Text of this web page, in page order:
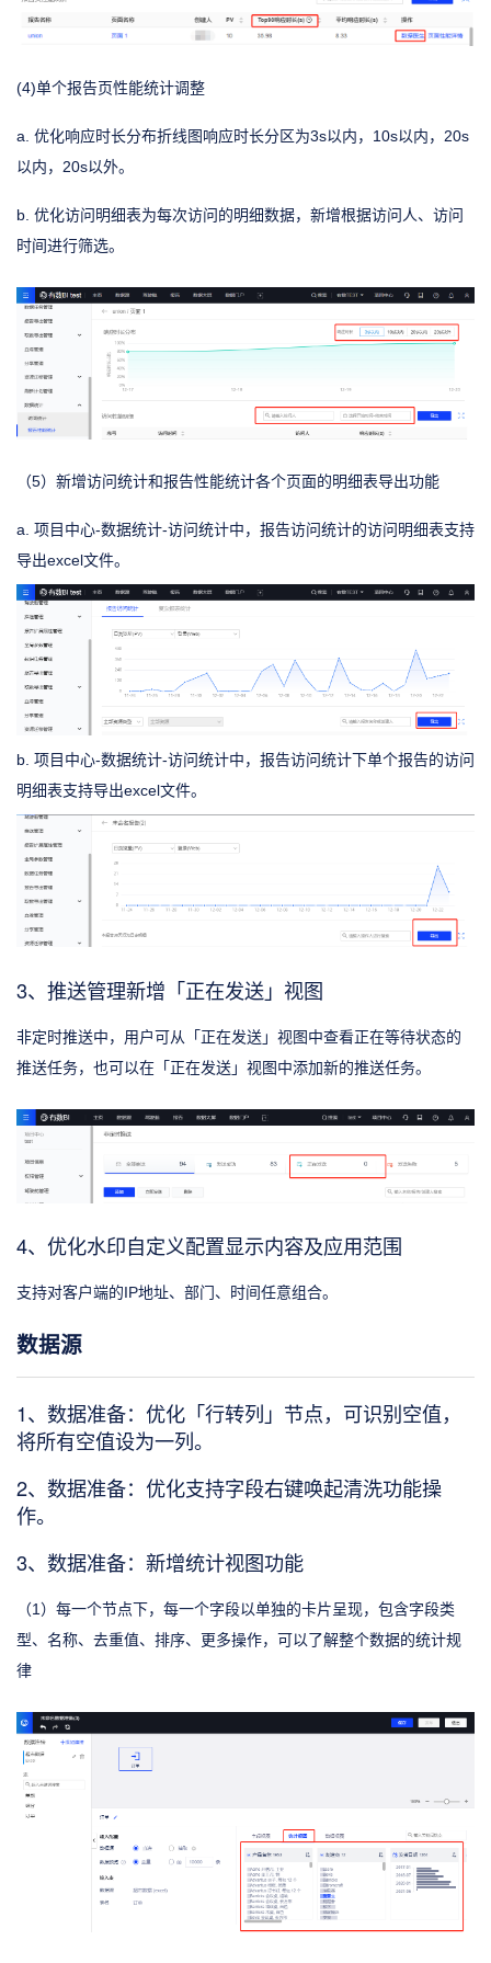
(4)单个报告页性能统计调整
a. 优化响应时长分布折线图响应时长分区为3s以内，10s以内，20s
以内，20s以外。
b. 优化访问明细表为每次访问的明细数据，新增根据访问人、访问
时间进行筛选。
（5）新增访问统计和报告性能统计各个页面的明细表导出功能
a. 项目中心-数据统计-访问统计中，报告访问统计的访问明细表支持
导出excel文件。
b. 项目中心-数据统计-访问统计中，报告访问统计下单个报告的访问
明细表支持导出excel文件。
3、推送管理新增「正在发送」视图
非定时推送中，用户可从「正在发送」视图中查看正在等待状态的
推送任务，也可以在「正在发送」视图中添加新的推送任务。
4、优化水印自定义配置显示内容及应用范围
支持对客户端的IP地址、部门、时间任意组合。
数据源
1、数据准备：优化「行转列」节点，可识别空值，
将所有空值设为一列。
2、数据准备：优化支持字段右键唤起清洗功能操
作。
3、数据准备：新增统计视图功能
（1）每一个节点下，每一个字段以单独的卡片呈现，包含字段类
型、名称、去重值、排序、更多操作，可以了解整个数据的统计规
律